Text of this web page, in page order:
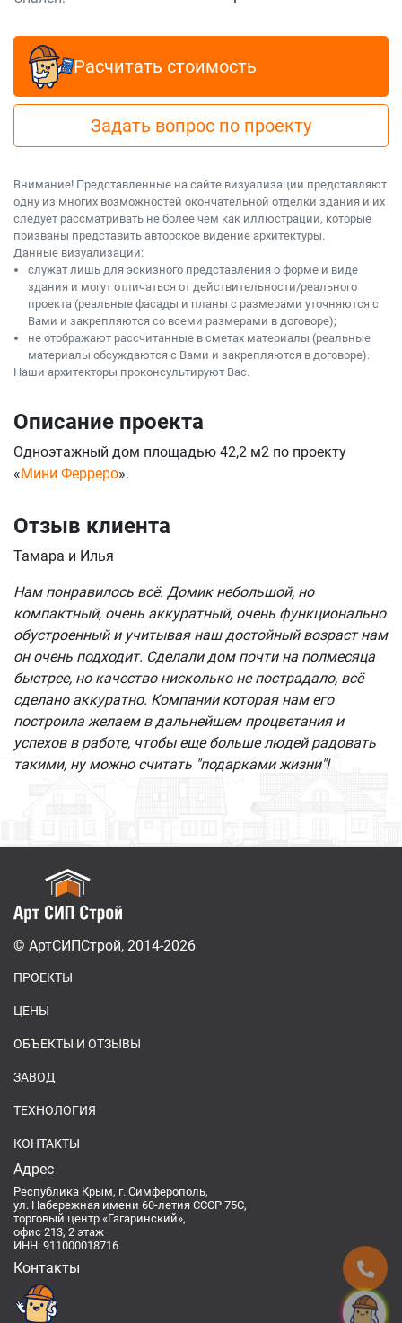
Расчитать стоимость
Задать вопрос по проекту
Внимание! Представленные на сайте визуализации представляют
одну из многих возможностей окончательной отделки здания и их
следует рассматривать не более чем как иллюстрации, которые
призваны представить авторское видение архитектуры.
Данные визуализации:
служат лишь для эскизного представления о форме и виде
здания и могут отличаться от действительности/реального
проекта (реальные фасады и планы с размерами уточняются с
Вами и закрепляются со всеми размерами в договоре);
не отображают рассчитанные в сметах материалы (реальные
материалы обсуждаются с Вами и закрепляются в договоре).
Наши архитекторы проконсультируют Вас.
Описание проекта
Одноэтажный дом площадью 42,2 м2 по проекту
«Мини Ферреро».
Отзыв клиента
Тамара и Илья
Нам понравилось всё. Домик небольшой, но
компактный, очень аккуратный, очень функционально
обустроенный и учитывая наш достойный возраст нам
он очень подходит. Сделали дом почти на полмесяца
быстрее, но качество нисколько не пострадало, всё
сделано аккуратно. Компании которая нам его
построила желаем в дальнейшем процветания и
успехов в работе, чтобы еще больше людей радовать
такими, ну можно считать "подарками жизни"!
© АртСИПСтрой, 2014-2026
ПРОЕКТЫ
ЦЕНЫ
ОБЪЕКТЫ И ОТЗЫВЫ
ЗАВОД
ТЕХНОЛОГИЯ
КОНТАКТЫ
Адрес
Республика Крым, г. Симферополь,
ул. Набережная имени 60-летия СССР 75С,
торговый центр «Гагаринский»,
офис 213, 2 этаж
ИНН: 911000018716
Контакты